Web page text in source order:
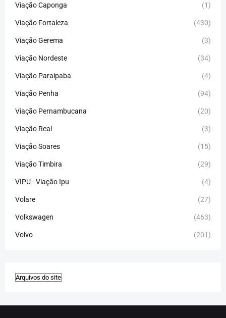
Viação Caponga (1)
Viação Fortaleza (430)
Viação Gerema (3)
Viação Nordeste (34)
Viação Paraipaba (4)
Viação Penha (94)
Viação Pernambucana (20)
Viação Real (3)
Viação Soares (15)
Viação Timbira (29)
VIPU - Viação Ipu (4)
Volare (27)
Volkswagen (463)
Volvo (201)